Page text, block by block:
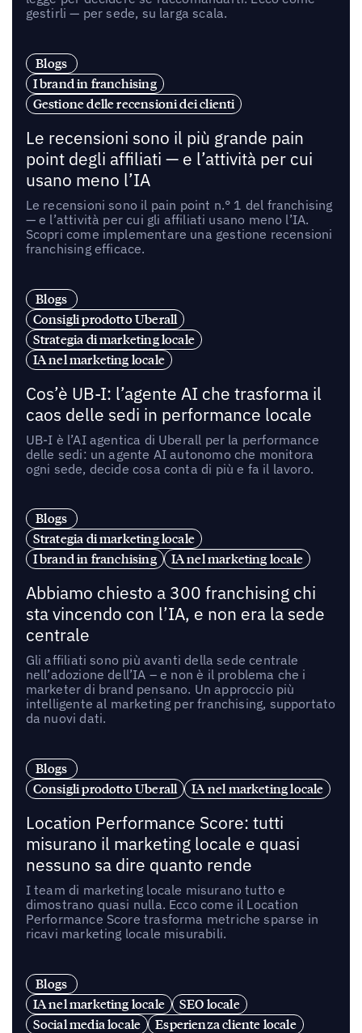
gestirli — per sede, su larga scala.
Blogs
I brand in franchising
Gestione delle recensioni dei clienti
Le recensioni sono il più grande pain
point degli affiliati — e l’attività per cui
usano meno l’IA
Le recensioni sono il pain point n.° 1 del franchising
— e l’attività per cui gli affiliati usano meno l’IA.
Scopri come implementare una gestione recensioni
franchising efficace.
Blogs
Consigli prodotto Uberall
Strategia di marketing locale
IA nel marketing locale
Cos’è UB-I: l’agente AI che trasforma il
caos delle sedi in performance locale
UB-I è l’AI agentica di Uberall per la performance
delle sedi: un agente AI autonomo che monitora
ogni sede, decide cosa conta di più e fa il lavoro.
Blogs
Strategia di marketing locale
I brand in franchising
IA nel marketing locale
Abbiamo chiesto a 300 franchising chi
sta vincendo con l’IA, e non era la sede
centrale
Gli affiliati sono più avanti della sede centrale
nell’adozione dell’IA – e non è il problema che i
marketer di brand pensano. Un approccio più
intelligente al marketing per franchising, supportato
da nuovi dati.
Blogs
Consigli prodotto Uberall
IA nel marketing locale
Location Performance Score: tutti
misurano il marketing locale e quasi
nessuno sa dire quanto rende
I team di marketing locale misurano tutto e
dimostrano quasi nulla. Ecco come il Location
Performance Score trasforma metriche sparse in
ricavi marketing locale misurabili.
Blogs
IA nel marketing locale
SEO locale
Social media locale
Esperienza cliente locale